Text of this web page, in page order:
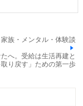
族・メンタル・体験談
へ。受給は生活再建と
取り戻す」ための第一歩